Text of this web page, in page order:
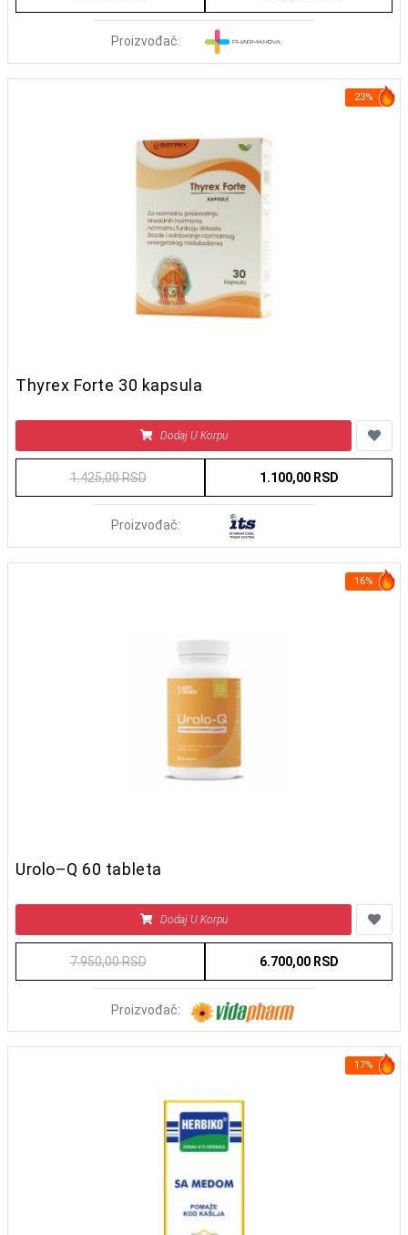
Proizvođač:
23%
Thyrex Forte 30 kapsula
Dodaj U Korpu
1.425,00 RSD 1.100,00 RSD
Proizvođač:
16%
Urolo–Q 60 tableta
Dodaj U Korpu
7.950,00 RSD 6.700,00 RSD
Proizvođač:
17%